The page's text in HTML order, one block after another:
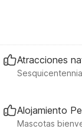
Atracciones
Alojamiento
Mascotas